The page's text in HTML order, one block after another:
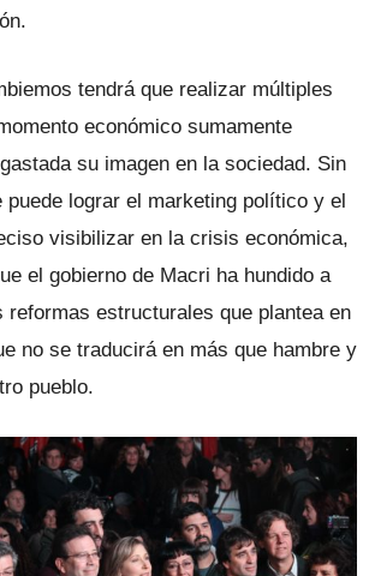
tendrá que realizar múltiples
económico sumamente
su imagen en la sociedad. Sin
puede lograr el marketing político y el
visibilizar en la crisis económica,
el gobierno de Macri ha hundido a
reformas estructurales que plantea en
no se traducirá en más que hambre y
pueblo.